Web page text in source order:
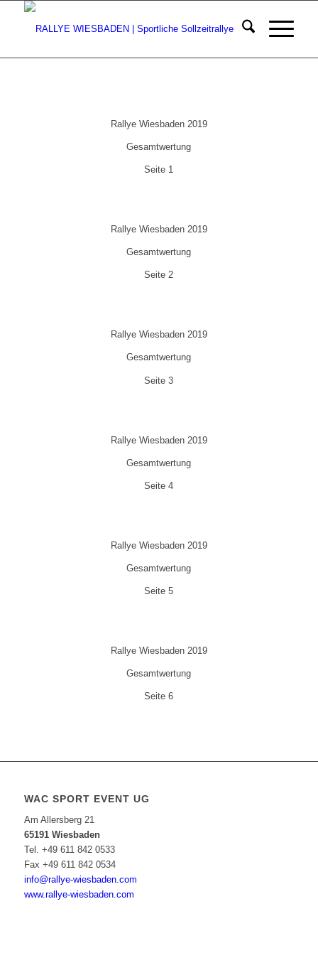
Rallye Wiesbaden 2019
Gesamtwertung
Seite 1
Rallye Wiesbaden 2019
Gesamtwertung
Seite 2
Rallye Wiesbaden 2019
Gesamtwertung
Seite 3
Rallye Wiesbaden 2019
Gesamtwertung
Seite 4
Rallye Wiesbaden 2019
Gesamtwertung
Seite 5
Rallye Wiesbaden 2019
Gesamtwertung
Seite 6
WAC SPORT EVENT UG
Am Allersberg 21
65191 Wiesbaden
Tel. +49 611 842 0533
Fax +49 611 842 0534
info@rallye-wiesbaden.com
www.rallye-wiesbaden.com